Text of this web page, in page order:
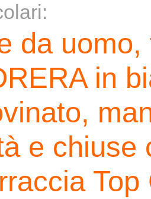
da
in
e chiuse